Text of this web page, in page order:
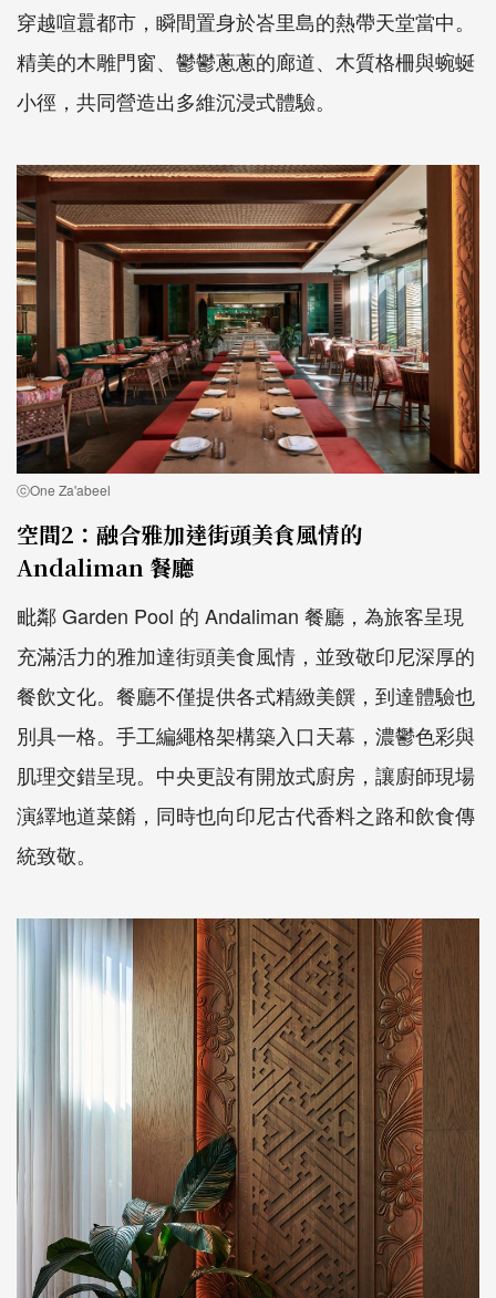
穿越喧囂都市，瞬間置身於峇里島的熱帶天堂當中。
精美的木雕門窗、鬱鬱蔥蔥的廊道、木質格柵與蜿蜒
小徑，共同營造出多維沉浸式體驗。
ⓒOne Za'abeel
空間2：融合雅加達街頭美食風情的
Andaliman 餐廳
毗鄰 Garden Pool 的 Andaliman 餐廳，為旅客呈現
充滿活力的雅加達街頭美食風情，並致敬印尼深厚的
餐飲文化。餐廳不僅提供各式精緻美饌，到達體驗也
別具一格。手工編繩格架構築入口天幕，濃鬱色彩與
肌理交錯呈現。中央更設有開放式廚房，讓廚師現場
演繹地道菜餚，同時也向印尼古代香料之路和飲食傳
統致敬。